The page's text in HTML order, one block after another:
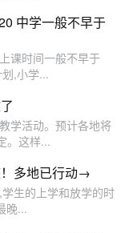
中学一般不早于
课时间一般不早于
,小学...
学活动。预计各地将
。这样...
多地已行动→
生的上学和放学的时
晚...